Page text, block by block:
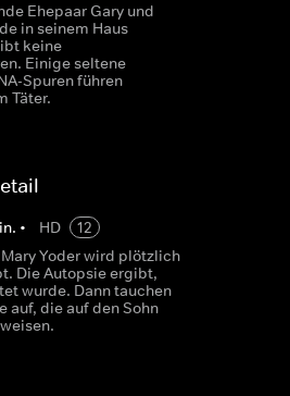
Ehepaar Gary und
in seinem Haus
keine
Einige seltene
Spuren führen
Täter.
• HD
12
Yoder wird plötzlich
Die Autopsie ergibt,
wurde. Dann tauchen
auf, die auf den Sohn